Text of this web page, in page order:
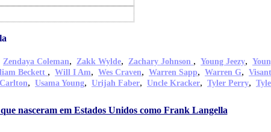
Zendaya Coleman, Zakk Wylde, Zachary Johnson , Young Jeezy,
Beckett , Will I Am, Wes Craven, Warren Sapp, Warren G,
Carlton, Usama Young, Urijah Faber, Uncle Kracker, Tyler Perry,
nasceram em Estados Unidos como Frank Langella